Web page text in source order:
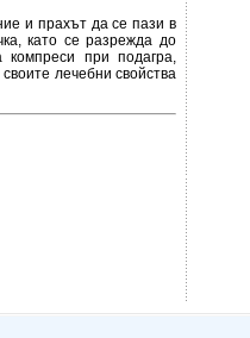
и прахът да се пази в
като се разрежда до
компреси при подагра,
лечебни свойства